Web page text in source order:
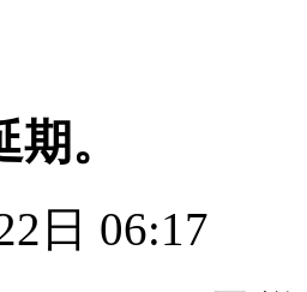
。
日 06:17